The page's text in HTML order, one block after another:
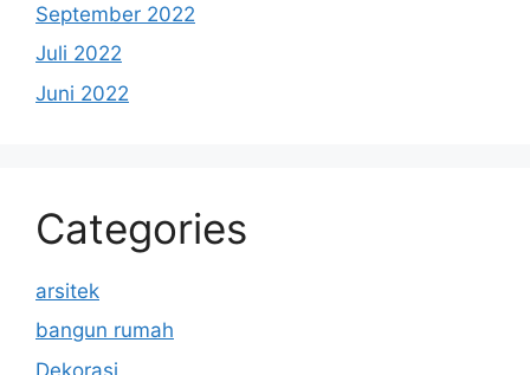
September 2022
Juli 2022
Juni 2022
Categories
arsitek
bangun rumah
Dekorasi